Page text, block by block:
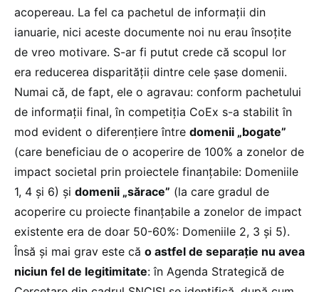
acopereau. La fel ca pachetul de informații din
ianuarie, nici aceste documente noi nu erau însoțite
de vreo motivare. S-ar fi putut crede că scopul lor
era reducerea disparității dintre cele șase domenii.
Numai că, de fapt, ele o agravau: conform pachetului
de informații final, în competiția CoEx s-a stabilit în
mod evident o diferențiere între domenii „bogate”
(care beneficiau de o acoperire de 100% a zonelor de
impact societal prin proiectele finanțabile: Domeniile
1, 4 și 6) și domenii „sărace” (la care gradul de
acoperire cu proiecte finanțabile a zonelor de impact
existente era de doar 50-60%: Domeniile 2, 3 și 5).
Însă și mai grav este că o astfel de separație nu avea
niciun fel de legitimitate: în Agenda Strategică de